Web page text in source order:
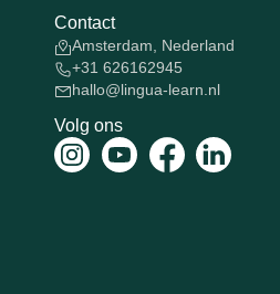
Contact
Amsterdam, Nederland
+31 626162945
hallo@lingua-learn.nl
Volg ons